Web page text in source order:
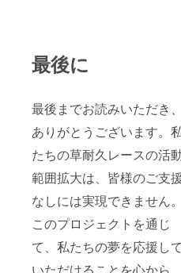
最後に
最後までお読みいただき、
ありがとうございます。
たちの草耐久レースの活
範囲拡大は、皆様のご支
なしには実現できません。
このプロジェクトを通じ
て、私たちの夢を応援して